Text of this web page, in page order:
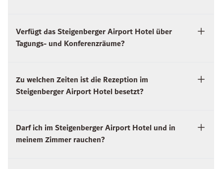
Verfügt das Steigenberger Airport Hotel über
Tagungs- und Konferenzräume?
Zu welchen Zeiten ist die Rezeption im
Steigenberger Airport Hotel besetzt?
Darf ich im Steigenberger Airport Hotel und in
meinem Zimmer rauchen?